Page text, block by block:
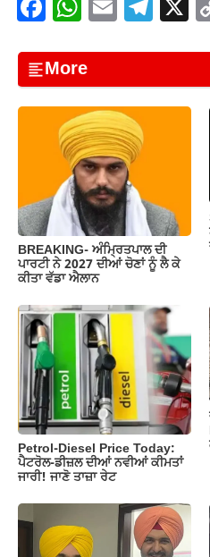
c
e
b
o
o
k
at
s
A
p
p
aile
gr
More
BREAKING- ਅੰਮ੍ਰਿਤਪਾਲ ਦੀ
ਪਾਰਟੀ ਨੇ 2027 ਦੀਆਂ ਚੋਣਾਂ ਨੂੰ ਲੈ ਕੇ
ਕੀਤਾ ਵੱਡਾ ਐਲਾਨ
Petrol-Diesel Price Today:
ਪੈਟਰੋਲ-ਡੀਜ਼ਲ ਦੀਆਂ ਨਵੀਆਂ ਕੀਮਤਾਂ
ਜਾਰੀ! ਜਾਣੋ ਤਾਜ਼ਾ ਰੇਟ